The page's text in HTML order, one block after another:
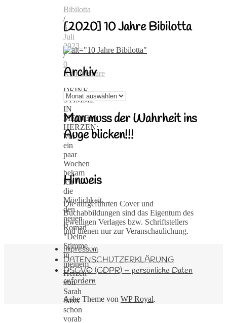
Bibilotta
/
6.
Juli
2023
/
0
Kommentare
DEINE
STIMME
IN
MEINEM
HERZEN:
Vor
ein
paar
Wochen
bekam
ich
die
Möglichkeit
den
neuen
Roman
"Deine
Stimme
in
meinem
Herzen"
von
Sarah
Saxx
schon
vorab
[2020] 10 Jahre Bibilotta
Archiv
Archiv
Man muss der Wahrheit ins
Auge blicken!!!
Hinweis
Die aufgeführten Cover und
Buchabbildungen sind das Eigentum des
jeweiligen Verlages bzw. Schriftstellers
und dienen nur zur Veranschaulichung.
Impressum
DATENSCHUTZERKLÄRUNG
DSGVO (GDPR) – persönliche Daten
anfordern
Ashe Theme von WP Royal.